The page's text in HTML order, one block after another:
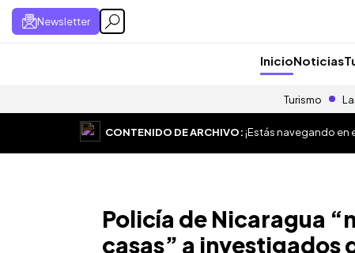
Newsletter
InicioNoticias
Turismo
CONTENIDO DE ARCHIVO:¡Estás navegando en
Policía de Nicaragua
casas” a investigados